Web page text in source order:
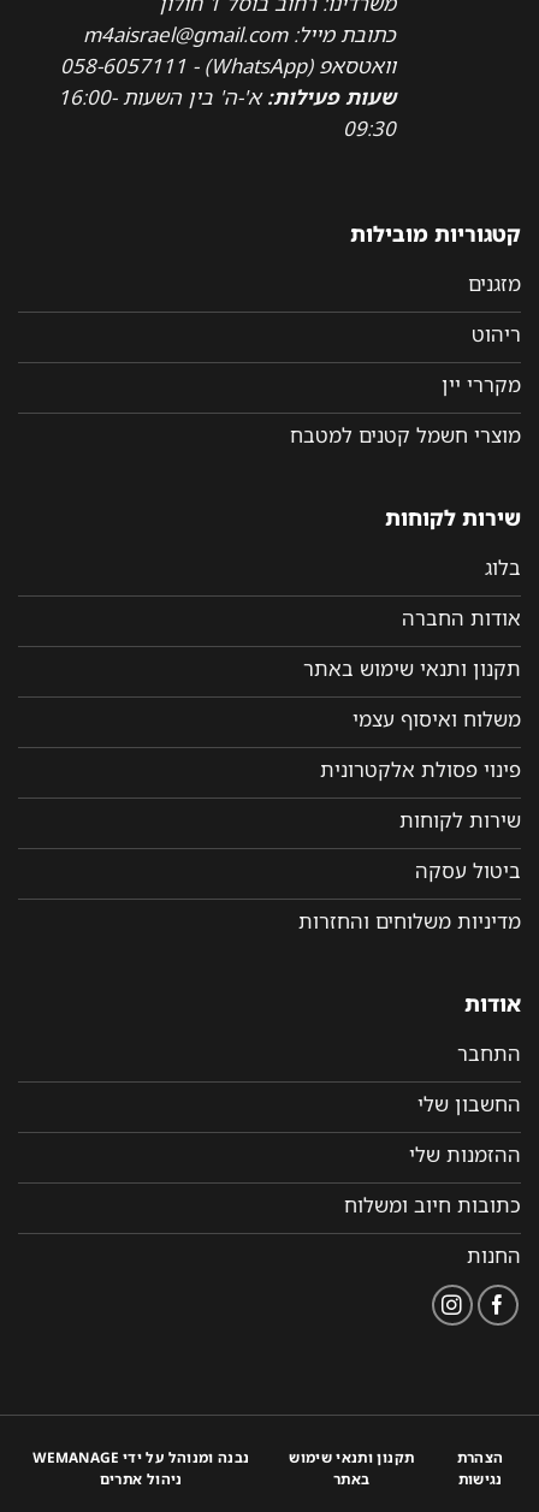
כתובת מייל: m4aisrael@gmail.com
וואטסאפ (WhatsApp) - 058-6057111
שעות פעילות:
א'-ה' בין השעות 16:00-
09:30
קטגוריות מובילות
מזגנים
ריהוט
מקררי יין
מוצרי חשמל קטנים למטבח
שירות לקוחות
בלוג
אודות החברה
תקנון ותנאי שימוש באתר
משלוח ואיסוף עצמי
פינוי פסולת אלקטרונית
שירות לקוחות
ביטול עסקה
מדיניות משלוחים והחזרות
אודות
התחבר
החשבון שלי
ההזמנות שלי
כתובות חיוב ומשלוח
החנות
הצהרת
נגישות
תקנון ותנאי שימוש
באתר
נבנה ומנוהל על ידי WEMANAGE
ניהול אתרים